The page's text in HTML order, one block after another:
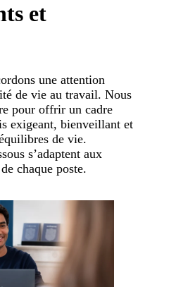
et
une attention
de vie au travail. Nous
pour offrir un cadre
exigeant, bienveillant et
de vie.
s’adaptent aux
chaque poste.